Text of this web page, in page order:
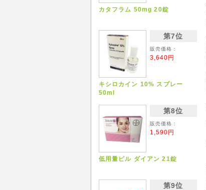
カタフラム 50mg 20錠
第7位
販売価格：
3,640円
キシロカイン 10% スプレー
50ml
第8位
販売価格：
1,590円
低用量ピル ダイアン 21錠
第9位